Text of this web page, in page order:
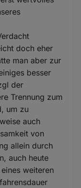
doch eher
man aber zur
besser
der
Trennung zum
um zu
auch
von
allein durch
auch heute
weiteren